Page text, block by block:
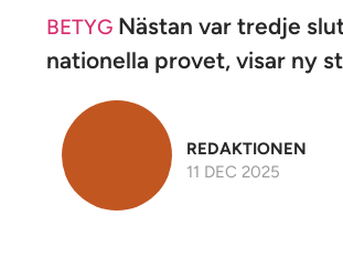
BETYG Nästan var tredje
nationella provet, visar ny
REDAKTIONEN
11 DEC 2025